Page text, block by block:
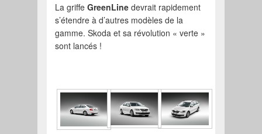
La griffeGreenLine devrait rapidement
s’étendre à d’autres modèles de la
gamme. Skoda et sa révolution « verte »
sont lancés !